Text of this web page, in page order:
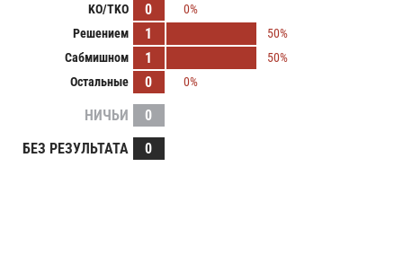
KO/TKO 0
0%
Решением
1
50%
Сабмишном
1
50%
Остальные
0 0%
НИЧЬИ
0
БЕЗ РЕЗУЛЬТАТА
0